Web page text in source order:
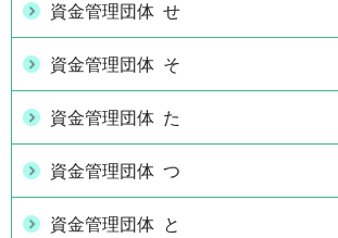
資金管理団体 せ
資金管理団体 そ
資金管理団体 た
資金管理団体 つ
資金管理団体 と